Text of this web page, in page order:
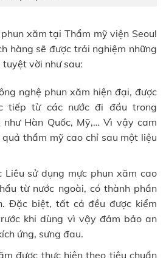
xăm tại Thẩm mỹ viện Seoul
hàng sẽ được trải nghiệm những
vời như sau:
nghệ phun xăm hiện đại, được
tiếp từ các nước đi đầu trong
như Hàn Quốc, Mỹ,… Vì vậy cam
thẩm mỹ cao chỉ sau một liệu
Liêu sử dụng mực phun xăm cao
từ nước ngoài, có thành phần
Đặc biệt, tất cả đều được kiểm
khi dùng vì vậy đảm bảo an
ứng, sưng đau.
được thực hiện theo tiêu chuẩn